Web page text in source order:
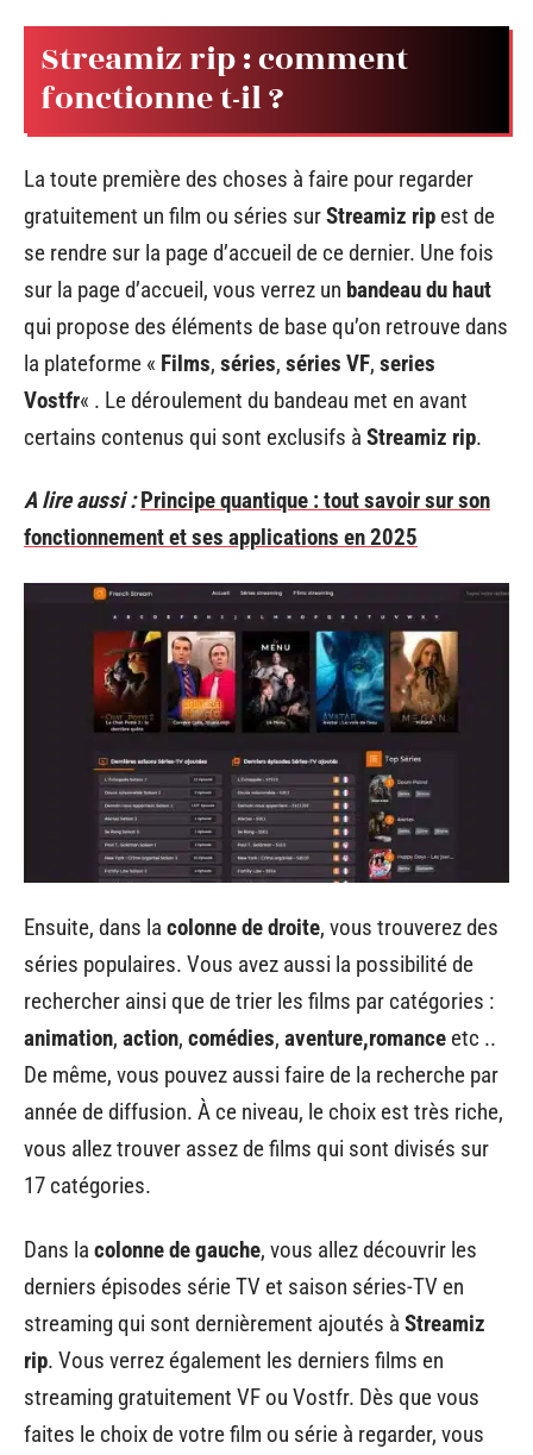
Streamiz rip : comment
fonctionne t-il ?
La toute première des choses à faire pour regarder
gratuitement un film ou séries surStreamiz rip est de
se rendre sur la page d’accueil de ce dernier. Une fois
sur la page d’accueil, vous verrez un bandeau du haut
qui propose des éléments de base qu’on retrouve dans
la plateforme « Films, séries, séries VF, series
Vostfr« . Le déroulement du bandeau met en avant
certains contenus qui sont exclusifs à Streamiz rip.
A lire aussi : Principe quantique : tout savoir sur son
fonctionnement et ses applications en 2025
Ensuite, dans la colonne dedroite, vous trouverez des
séries populaires. Vous avez aussi la possibilité de
rechercher ainsi que de trier les films par catégories :
animation, action, comédies, aventure,romance etc ..
De même, vous pouvez aussi faire de la recherche par
année de diffusion. À ce niveau, le choix est très riche,
vous allez trouver assez de films qui sont divisés sur
17 catégories.
Dans la colonne de gauche, vous allez découvrir les
derniers épisodes série TV et saison séries-TV en
streaming qui sont dernièrement ajoutés à Streamiz
rip. Vous verrez également les derniers films en
streaming gratuitement VF ou Vostfr. Dès que vous
faites le choix de votre film ou série à regarder, vous